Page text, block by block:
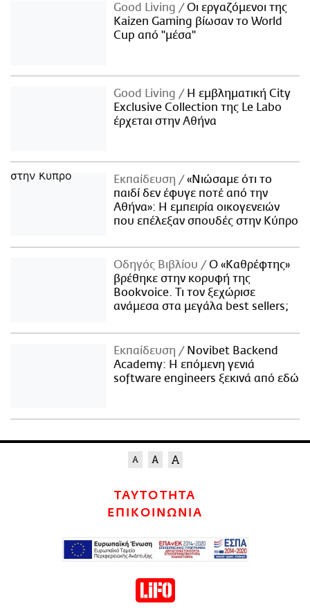
Good Living
Οι εργαζόμενοι της
Kaizen Gaming βίωσαν το World
Cup από "μέσα"
Good Living
Η εμβληματική City
Exclusive Collection της Le Labo
έρχεται στην Αθήνα
Εκπαίδευση
«Νιώσαμε ότι το
παιδί δεν έφυγε ποτέ από την
Αθήνα»: Η εμπειρία οικογενειών
που επέλεξαν σπουδές στην Κύπρο
Οδηγός Βιβλίου
Ο «Καθρέφτης»
βρέθηκε στην κορυφή της
Bookvoice. Τι τον ξεχώρισε
ανάμεσα στα μεγάλα best sellers;
Εκπαίδευση
Novibet Backend
Academy: Η επόμενη γενιά
software engineers ξεκινά από εδώ
ΤΑΥΤΟΤΗΤΑ
ΕΠΙΚΟΙΝΩΝΙΑ